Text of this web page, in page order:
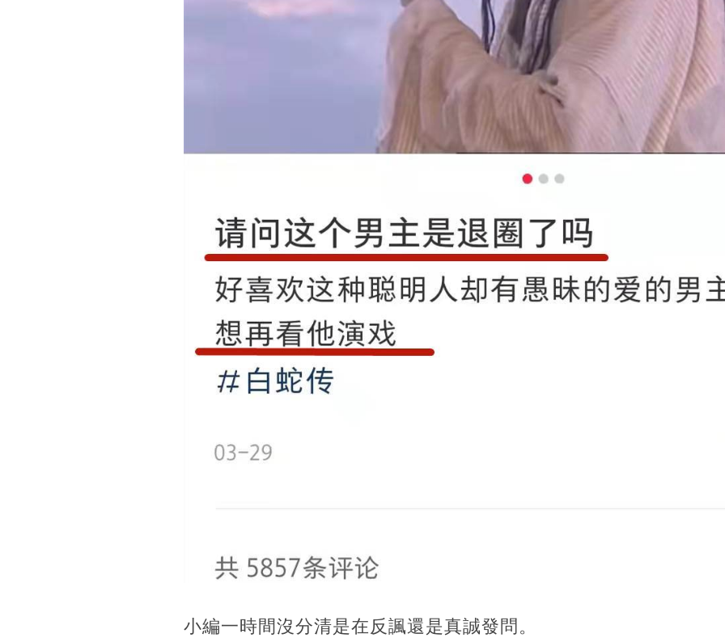
小編一時間沒分清是在反諷還是真誠發問。